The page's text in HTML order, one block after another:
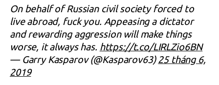
On behalf of Russian civil society forced to
live abroad, fuck you. Appeasing a dictator
and rewarding aggression will make things
worse, it always has. https://t.co/LIRLZio6BN
— Garry Kasparov (@Kasparov63)25 tháng 6,
2019